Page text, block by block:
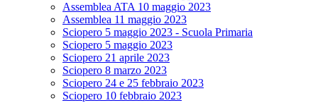
Assemblea ATA 10 maggio 2023
Assemblea 11 maggio 2023
Sciopero 5 maggio 2023 - Scuola Primaria
Sciopero 5 maggio 2023
Sciopero 21 aprile 2023
Sciopero 8 marzo 2023
Sciopero 24 e 25 febbraio 2023
Sciopero 10 febbraio 2023